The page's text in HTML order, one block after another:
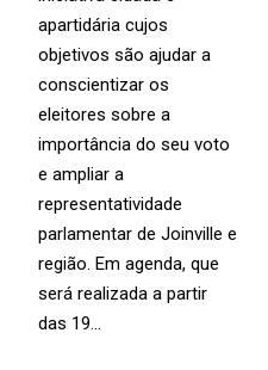
apartidária cujos
objetivos são ajudar a
conscientizar os
eleitores sobre a
importância do seu voto
e ampliar a
representatividade
parlamentar de Joinville e
região. Em agenda, que
será realizada a partir
das 19…